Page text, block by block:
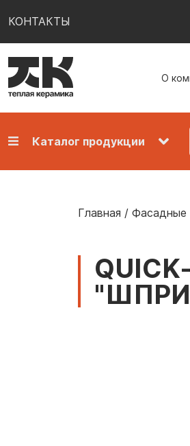
КОНТАКТЫ
О
Каталог продукции
Главная / Фасадные